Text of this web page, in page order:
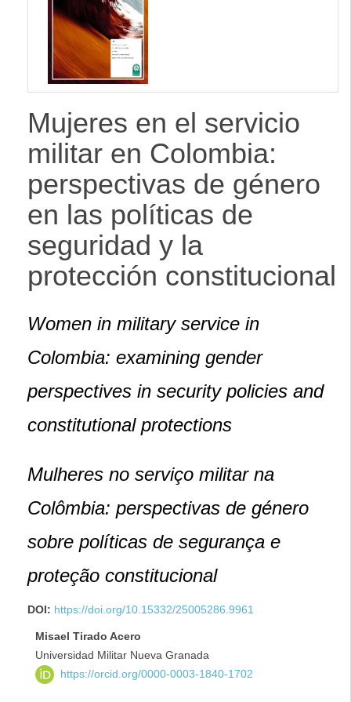
Mujeres en el servicio
militar en Colombia:
perspectivas de género
en las políticas de
seguridad y la
protección constitucional
Women in military service in
Colombia: examining gender
perspectives in security policies and
constitutional protections
Mulheres no serviço militar na
Colômbia: perspectivas de género
sobre políticas de segurança e
proteção constitucional
DOI: https://doi.org/10.15332/25005286.9961
Misael Tirado Acero
Universidad Militar Nueva Granada
https://orcid.org/0000-0003-1840-1702